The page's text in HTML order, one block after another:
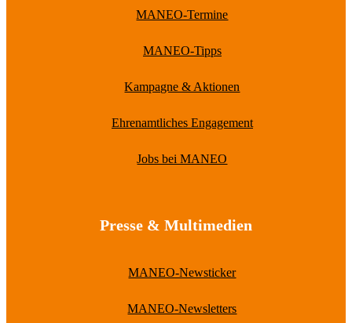
MANEO-Termine
MANEO-Tipps
Kampagne & Aktionen
Ehrenamtliches Engagement
Jobs bei MANEO
Presse & Multimedien
MANEO-Newsticker
MANEO-Newsletters